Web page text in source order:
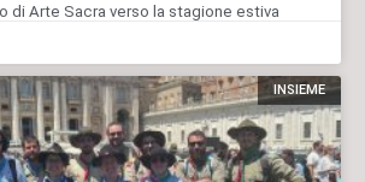
di Arte Sacra verso la stagione estiva
INSIEME